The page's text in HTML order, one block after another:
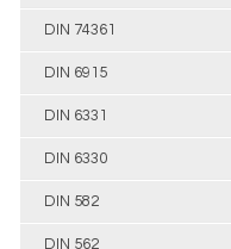
DIN 74361
DIN 6915
DIN 6331
DIN 6330
DIN 582
DIN 562